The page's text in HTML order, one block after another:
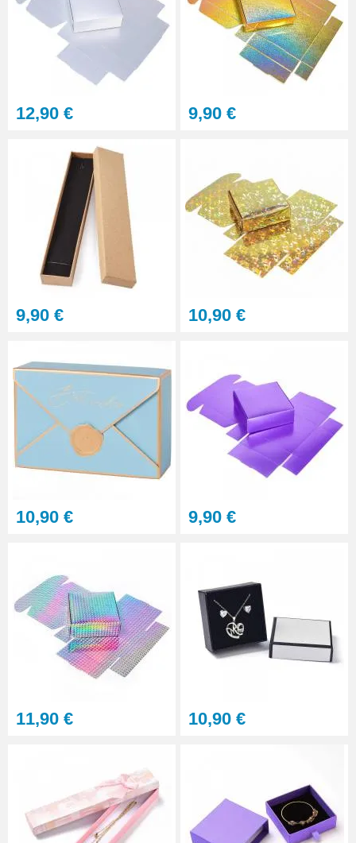
12,90 € 9,90 €
9,90 € 10,90 €
10,90 € 9,90 €
11,90 € 10,90 €